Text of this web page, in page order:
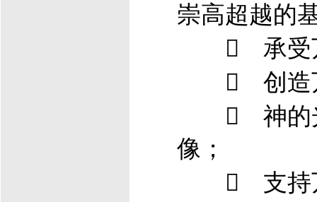
崇高超越的
 承受
 创造
 神的光
像；
 支持